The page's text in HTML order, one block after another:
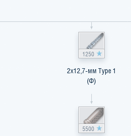
1250
2x12,7-мм Type 1
(Ф)
5500